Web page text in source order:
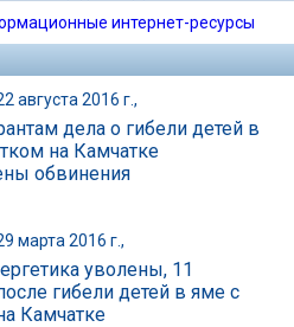
интернет-ресурсы
августа 2016 г.,
дела о гибели детей в
на Камчатке
обвинения
марта 2016 г.,
уволены, 11
гибели детей в яме с
Камчатке